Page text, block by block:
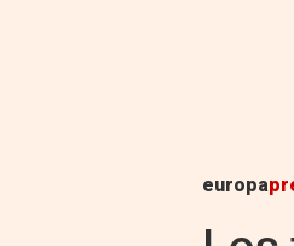
europa